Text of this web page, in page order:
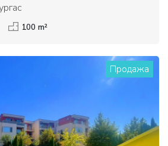
100 m²
Продажа